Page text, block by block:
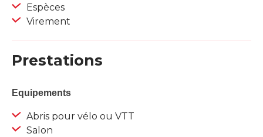
Espèces
Virement
Prestations
Equipements
Abris pour vélo ou VTT
Salon